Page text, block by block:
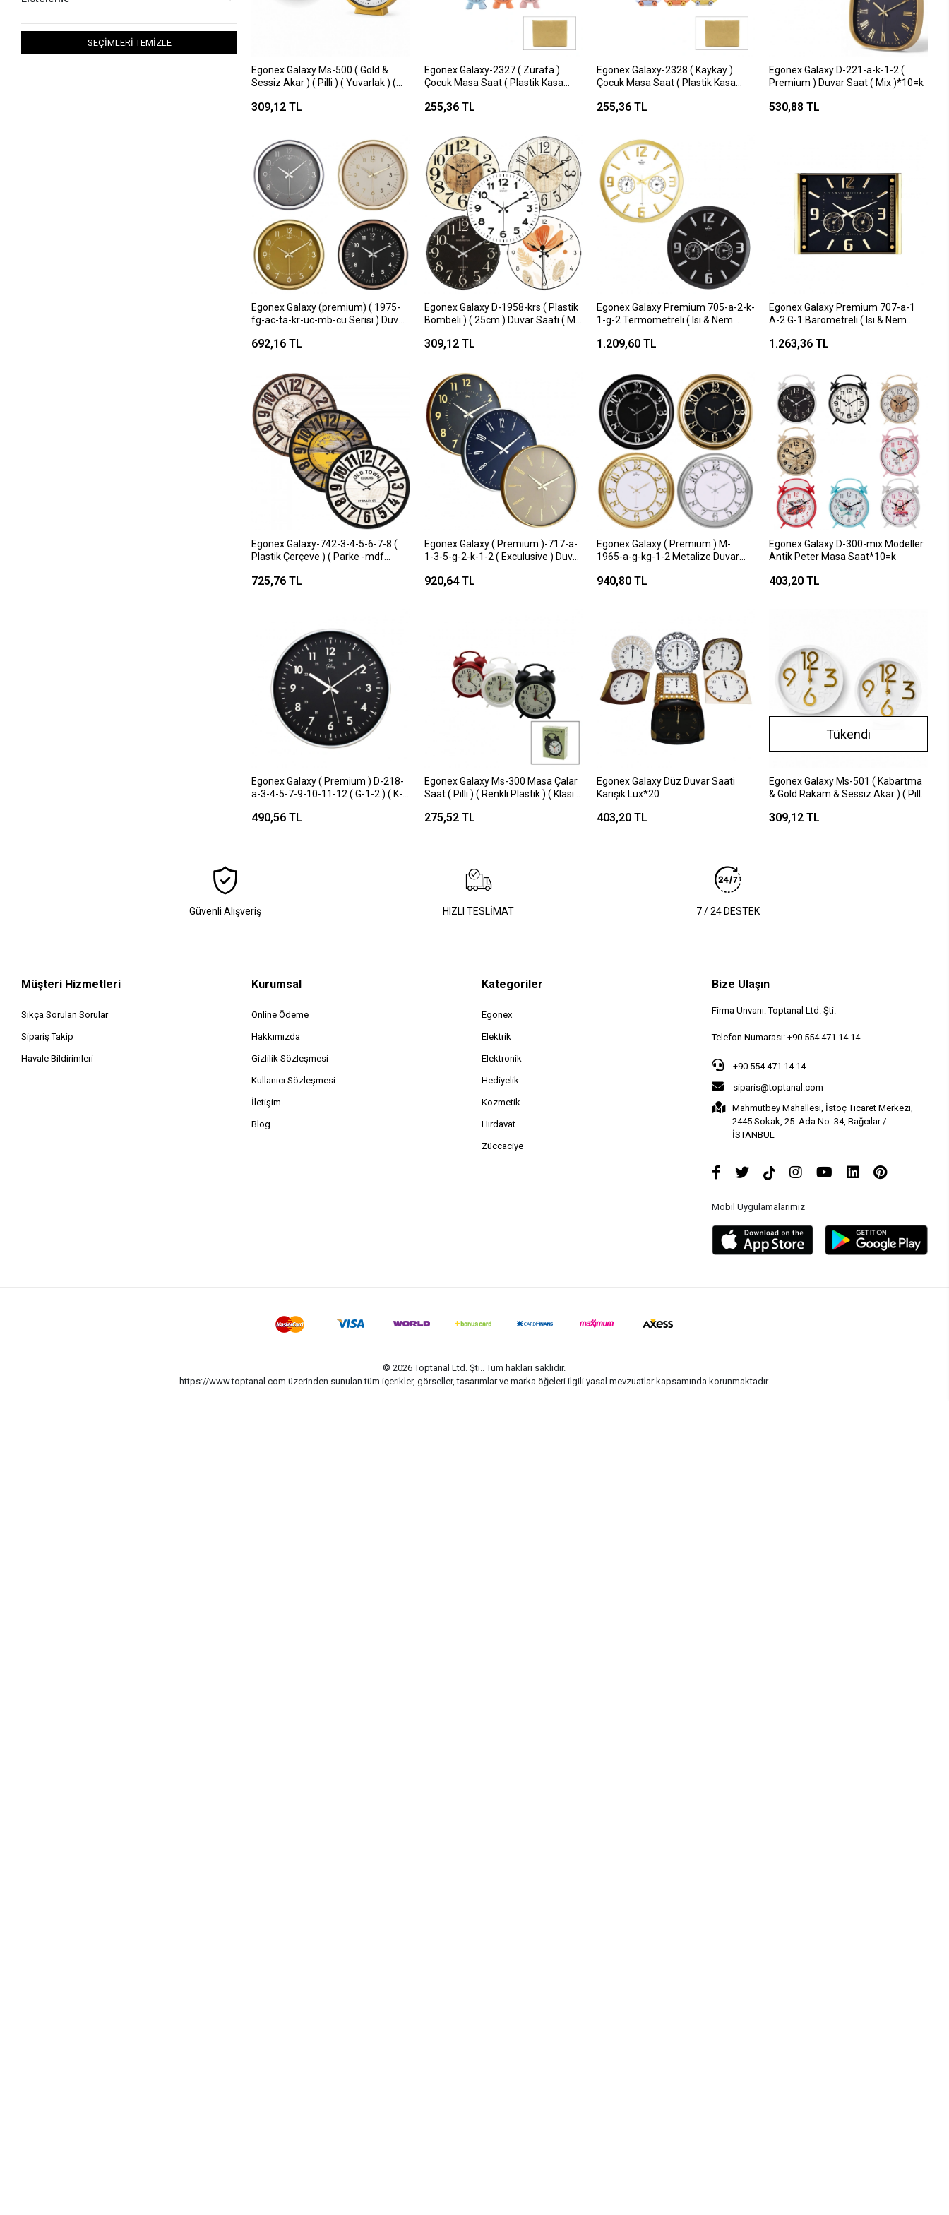
SEÇİMLERİ TEMİZLE
Egonex Galaxy Ms-500 ( Gold &
Sessiz Akar ) ( Pilli ) ( Yuvarlak ) (
Masa & Duvar Saat*20=k
309,12 TL
Egonex Galaxy-2327 ( Zürafa )
Çocuk Masa Saat ( Plastik Kasa
255,36 TL
Egonex Galaxy-2328 ( Kaykay )
Çocuk Masa Saat ( Plastik Kasa
255,36 TL
Egonex Galaxy D-221-a-k-1-2 (
Premium ) Duvar Saat ( Mix )*10=k
530,88 TL
Egonex Galaxy (premium) ( 1975-
fg-ac-ta-kr-uc-mb-cu Serisi ) Duvar
füme) (çerçeve:bakır-gold-krem-
692,16 TL
Egonex Galaxy D-1958-krs ( Plastik
Bombeli ) ( 25cm ) Duvar Saati ( Mix
309,12 TL
Egonex Galaxy Premium 705-a-2-k-
1-g-2 Termometreli ( Isı & Nem
Saati*10
1.209,60 TL
Egonex Galaxy Premium 707-a-1
A-2 G-1 Barometreli ( Isı & Nem
Saati ( 41.5x32cm )*10
1.263,36 TL
Egonex Galaxy-742-3-4-5-6-7-8 (
Plastik Çerçeve ) ( Parke -mdf
725,76 TL
Egonex Galaxy ( Premium )-717-a-
1-3-5-g-2-k-1-2 ( Exculusive ) Duvar
920,64 TL
Egonex Galaxy ( Premium ) M-
1965-a-g-kg-1-2 Metalize Duvar
940,80 TL
Egonex Galaxy D-300-mix Modeller
Antik Peter Masa Saat*10=k
403,20 TL
Egonex Galaxy ( Premium ) D-218-
a-3-4-5-7-9-10-11-12 ( G-1-2 ) ( K-1
)*10
490,56 TL
Egonex Galaxy Ms-300 Masa Çalar
Saat ( Pilli ) ( Renkli Plastik ) ( Klasik
Sessiz Akar Saniye )*60
275,52 TL
Egonex Galaxy Düz Duvar Saati
Karışık Lux*20
403,20 TL
Tükendi
Egonex Galaxy Ms-501 ( Kabartma
& Gold Rakam & Sessiz Akar ) ( Pilli
Kalınlık : 4cm ) Masa & Duvar
309,12 TL
Güvenli Alışveriş HIZLI TESLİMAT 7 / 24 DESTEK
Müşteri Hizmetleri
Sıkça Sorulan Sorular
Sipariş Takip
Havale Bildirimleri
Kurumsal
Online Ödeme
Hakkımızda
Gizlilik Sözleşmesi
Kullanıcı Sözleşmesi
İletişim
Blog
Kategoriler
Egonex
Elektrik
Elektronik
Hediyelik
Kozmetik
Hırdavat
Züccaciye
Bize Ulaşın
Firma Ünvanı: Toptanal Ltd. Şti.
Telefon Numarası: +90 554 471 14 14
+90 554 471 14 14
siparis@toptanal.com
Mahmutbey Mahallesi, İstoç Ticaret Merkezi,
2445 Sokak, 25. Ada No: 34, Bağcılar /
İSTANBUL
Mobil Uygulamalarımız
© 2026 Toptanal Ltd. Şti.. Tüm hakları saklıdır.
https://www.toptanal.com üzerinden sunulan tüm içerikler, görseller, tasarımlar ve marka öğeleri ilgili yasal mevzuatlar kapsamında korunmaktadır.